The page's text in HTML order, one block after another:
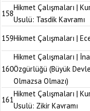
158
Hikmet Çalışmaları |
Usulü: Tasdik Kavramı
159Hikmet Çalışmaları |
160
Hikmet Çalışmaları |
Özgürlüğü (Büyük
Olmazsa Olmazı)
161
Hikmet Çalışmaları |
Usulü: Zikir Kavramı